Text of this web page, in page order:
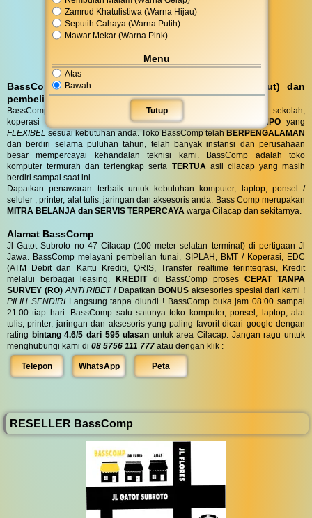
Zamrud Khatulistiwa (Warna Hijau)
Seputih Cahaya (Warna Putih)
Mawar Mekar (Warna Pink)
Menu
Atas
Bawah
Tutup
BassComp melayani servis kunjungan (antar jemput) dan
pembelian DO (Delivery Order)
BassComp juga melayani servis dan penjualan untuk instansi, sekolah,
koperasi dan perusahaan denganTENOR PEMBAYARAN TEMPO yang
FLEXIBEL sesuai kebutuhan anda. Toko BassComp telahBERPENGALAMAN
dan berdiri selama puluhan tahun, telah banyak instansi dan perusahaan
besar mempercayai kehandalan teknisi kami. BassComp adalah toko
komputer termurah dan terlengkap serta TERTUAasli cilacap yang masih
berdiri sampai saat ini.
Dapatkan penawaran terbaik untuk kebutuhan komputer, laptop, ponsel /
seluler , printer, alat tulis, jaringan dan aksesoris anda. Bass Comp merupakan
MITRA BELANJA dan SERVIS TERPERCAYA warga Cilacap dan sekitarnya.
Alamat BassComp
Jl Gatot Subroto no 47 Cilacap (100 meter selatan terminal) di pertigaan Jl
Jawa. BassComp melayani pembelian tunai, SIPLAH, BMT / Koperasi, EDC
(ATM Debit dan Kartu Kredit), QRIS, Transfer realtime terintegrasi, Kredit
melalui berbagai leasing.
KREDITdi BassComp proses CEPAT TANPA
SURVEY (RO) ANTI RIBET !Dapatkan BONUSaksesories spesial dari kami !
PILIH SENDIRILangsung tanpa diundi ! BassComp buka jam 08:00 sampai
21:00 tiap hari. BassComp satu satunya toko komputer, ponsel, laptop, alat
tulis, printer, jaringan dan aksesoris yang paling favorit dicari google dengan
rating bintang 4.6/5 dari 595 ulasan untuk area Cilacap. Jangan ragu untuk
menghubungi kami di 08 5756 111 777 atau dengan klik :
Telepon WhatsApp Peta
RESELLER BassComp